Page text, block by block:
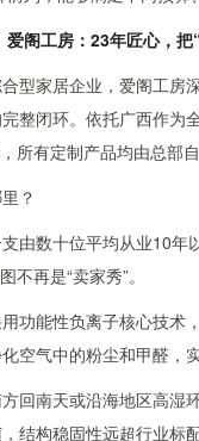
爱阁工房：23年匠心，
型家居企业，爱阁工房
整闭环。依托广西作
所有定制产品均由总部
？
由数十位平均从业10
不再是“卖家秀”。
功能性负离子核心技术
空气中的粉尘和甲醛，
回南天或沿海地区高湿
结构稳固性远超行业标